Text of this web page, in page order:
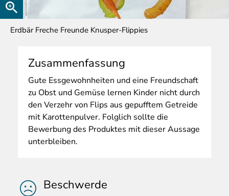
Erdbär Freche Freunde Knusper-Flippies
Zusammenfassung
Gute Essgewohnheiten und eine Freundschaft
zu Obst und Gemüse lernen Kinder nicht durch
den Verzehr von Flips aus gepufftem Getreide
mit Karottenpulver. Folglich sollte die
Bewerbung des Produktes mit dieser Aussage
unterbleiben.
Beschwerde